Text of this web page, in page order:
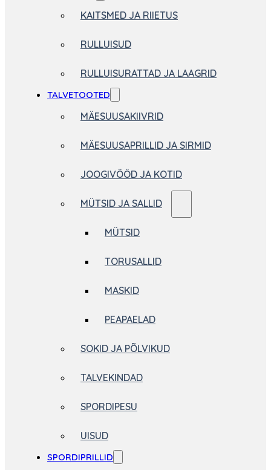
KAITSMED JA RIIETUS
RULLUISUD
RULLUISURATTAD JA LAAGRID
TALVETOOTED
MÄESUUSAKIIVRID
MÄESUUSAPRILLID JA SIRMID
JOOGIVÖÖD JA KOTID
MÜTSID JA SALLID
MÜTSID
TORUSALLID
MASKID
PEAPAELAD
SOKID JA PÕLVIKUD
TALVEKINDAD
SPORDIPESU
UISUD
SPORDIPRILLID